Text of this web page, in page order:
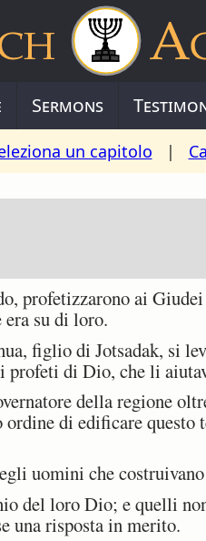
Sermons
un capitolo |
profetizzarono ai Giudei
su di loro.
figlio di Jotsadak, si
profeti di Dio, che li
della regione
di edificare questo
uomini che
del loro Dio; e quelli
una risposta in merito.